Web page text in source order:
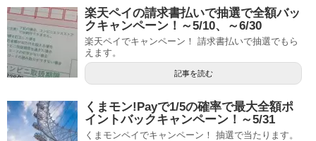
楽天ペイの請求書払いで抽選で全額バッ
クキャンペーン！～5/10、～6/30
楽天ペイでキャンペーン！ 請求書払いで抽選でもら
えます。
記事を読む
くまモン!Payで1/5の確率で最大全額ポ
イントバックキャンペーン！～5/31
くまモンペイでキャンペーン！ 抽選で当たります。